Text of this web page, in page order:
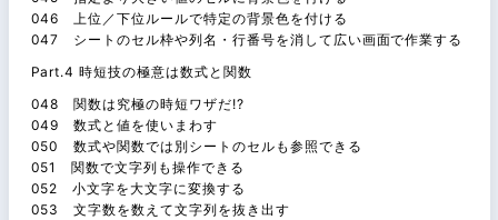
046 上位／下位ルールで特定の背景色を付ける
047 シートのセル枠や列名・行番号を消して広い画面で作業する
Part.4 時短技の極意は数式と関数
048 関数は究極の時短ワザだ!?
049 数式と値を使いまわす
050 数式や関数では別シートのセルも参照できる
051 関数で文字列も操作できる
052 小文字を大文字に変換する
053 文字数を数えて文字列を抜き出す